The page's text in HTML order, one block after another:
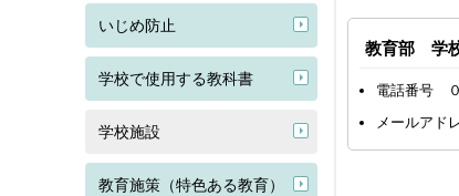
いじめ防止
学校で使用する教科書
学校施設
教育施策（特色ある教育）
教育部 学
電話番号 ０
メールアド